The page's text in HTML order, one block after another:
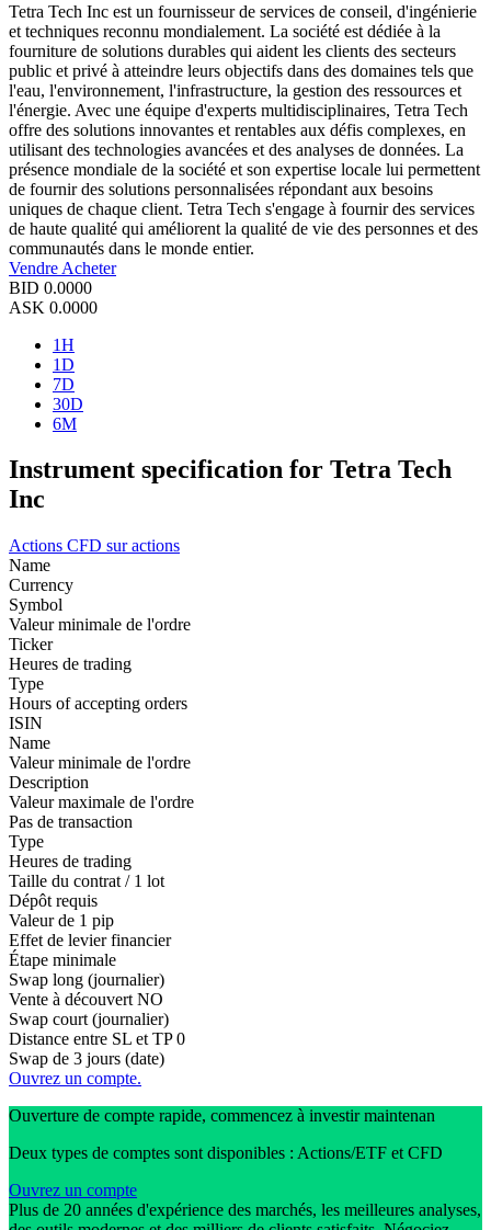
Tetra Tech Inc est un fournisseur de services de conseil, d'ingénierie
et techniques reconnu mondialement. La société est dédiée à la
fourniture de solutions durables qui aident les clients des secteurs
public et privé à atteindre leurs objectifs dans des domaines tels que
l'eau, l'environnement, l'infrastructure, la gestion des ressources et
l'énergie. Avec une équipe d'experts multidisciplinaires, Tetra Tech
offre des solutions innovantes et rentables aux défis complexes, en
utilisant des technologies avancées et des analyses de données. La
présence mondiale de la société et son expertise locale lui permettent
de fournir des solutions personnalisées répondant aux besoins
uniques de chaque client. Tetra Tech s'engage à fournir des services
de haute qualité qui améliorent la qualité de vie des personnes et des
communautés dans le monde entier.
Vendre Acheter
BID 0.0000
ASK 0.0000
1H
1D
7D
30D
6M
Instrument specification for Tetra Tech
Inc
Actions CFD sur actions
Name
Currency
Symbol
Valeur minimale de l'ordre
Ticker
Heures de trading
Type
Hours of accepting orders
ISIN
Name
Valeur minimale de l'ordre
Description
Valeur maximale de l'ordre
Pas de transaction
Type
Heures de trading
Taille du contrat / 1 lot
Dépôt requis
Valeur de 1 pip
Effet de levier financier
Étape minimale
Swap long (journalier)
Vente à découvert NO
Swap court (journalier)
Distance entre SL et TP 0
Swap de 3 jours (date)
Ouvrez un compte.
Ouverture de compte rapide, commencez à investir maintenan
Deux types de comptes sont disponibles : Actions/ETF et CFD
Ouvrez un compte
Plus de 20 années d'expérience des marchés, les meilleures analyses,